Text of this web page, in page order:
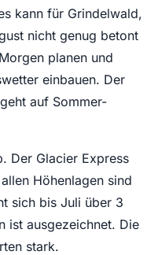
kann für Grindelwald,
nicht genug betont
planen und
einbauen. Der
geht auf Sommer-
Der Glacier Express
Höhenlagen sind
sich bis Juli über 3
ist ausgezeichnet. Die
stark.